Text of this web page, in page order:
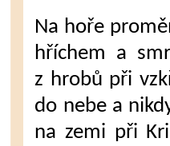
Na hoře
hříchem a
z hrobů při
do nebe a
na zemi při